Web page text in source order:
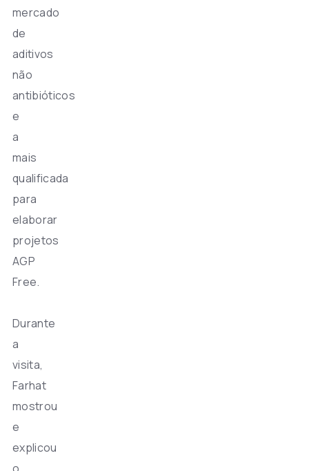
mercado
de
aditivos
não
antibióticos
e
a
mais
qualificada
para
elaborar
projetos
AGP
Free.
Durante
a
visita,
Farhat
mostrou
e
explicou
o